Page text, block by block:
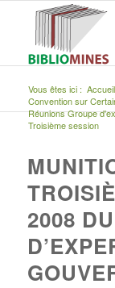
Vous êtes ici : Accueil
Convention sur
Réunions Groupe
Troisième session
2008